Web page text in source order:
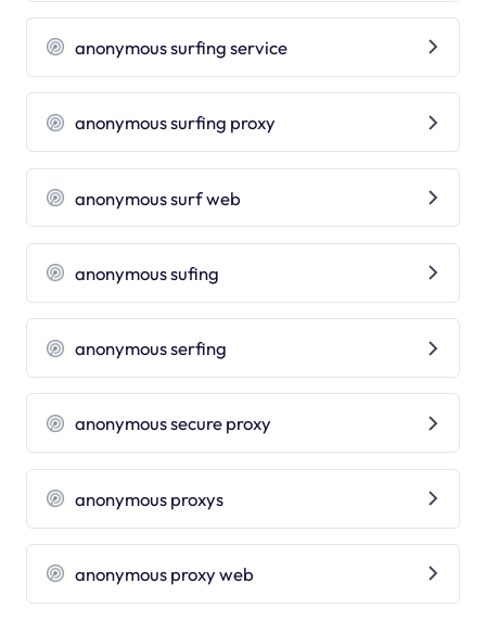
anonymous surfing service
anonymous surfing proxy
anonymous surf web
anonymous sufing
anonymous serfing
anonymous secure proxy
anonymous proxys
anonymous proxy web